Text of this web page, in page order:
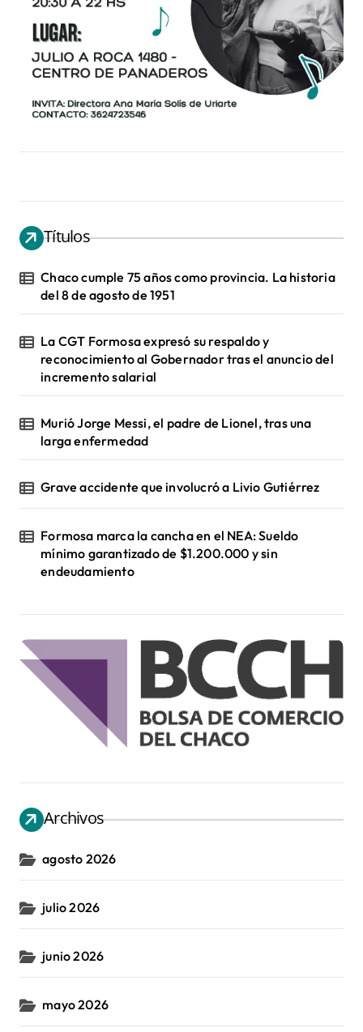
Títulos
Chaco cumple 75 años como provincia. La historia
del 8 de agosto de 1951
La CGT Formosa expresó su respaldo y
reconocimiento al Gobernador tras el anuncio del
incremento salarial
Murió Jorge Messi, el padre de Lionel, tras una
larga enfermedad
Grave accidente que involucró a Livio Gutiérrez
Formosa marca la cancha en el NEA: Sueldo
mínimo garantizado de $1.200.000 y sin
endeudamiento
Archivos
agosto 2026
julio 2026
junio 2026
mayo 2026